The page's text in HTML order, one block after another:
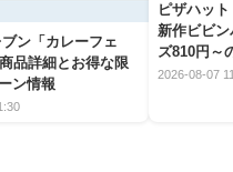
ン「カレーフェ
品詳細とお得な限
ン情報
ピザハッ
新作ビビ
ズ810円～
2026-08-07